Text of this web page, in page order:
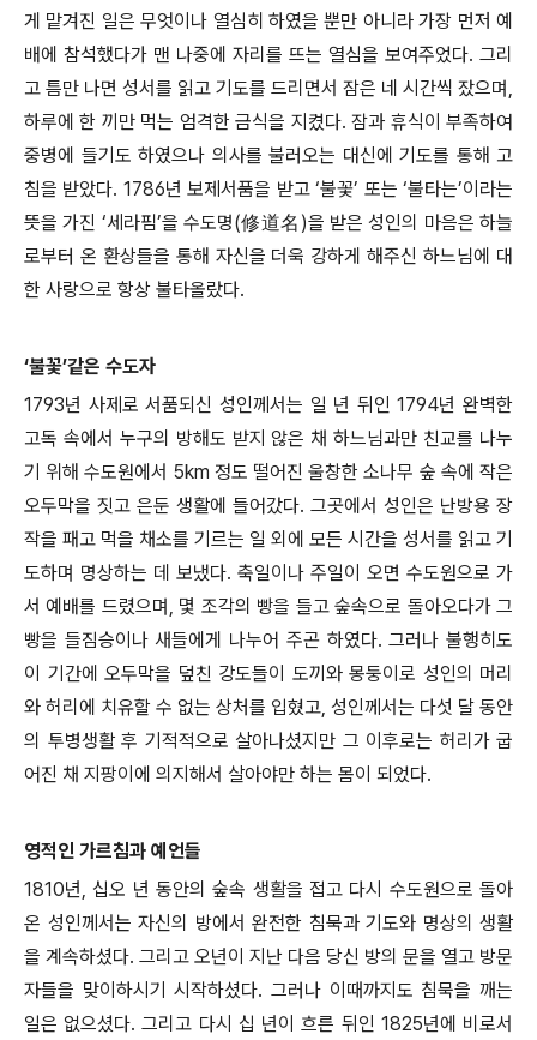
게 맡겨진 일은 무엇이나 열심히 하였을 뿐만 아니라 가장 먼저 예
배에 참석했다가 맨 나중에 자리를 뜨는 열심을 보여주었다. 그리
고 틈만 나면 성서를 읽고 기도를 드리면서 잠은 네 시간씩 잤으며,
하루에 한 끼만 먹는 엄격한 금식을 지켰다. 잠과 휴식이 부족하여
중병에 들기도 하였으나 의사를 불러오는 대신에 기도를 통해 고
침을 받았다. 1786년 보제서품을 받고 ‘불꽃’ 또는 ‘불타는’이라는
뜻을 가진 ‘세라핌’을 수도명(修道名)을 받은 성인의 마음은 하늘
로부터 온 환상들을 통해 자신을 더욱 강하게 해주신 하느님에 대
한 사랑으로 항상 불타올랐다.
‘불꽃’같은 수도자
1793년 사제로 서품되신 성인께서는 일 년 뒤인 1794년 완벽한
고독 속에서 누구의 방해도 받지 않은 채 하느님과만 친교를 나누
기 위해 수도원에서 5km 정도 떨어진 울창한 소나무 숲 속에 작은
오두막을 짓고 은둔 생활에 들어갔다. 그곳에서 성인은 난방용 장
작을 패고 먹을 채소를 기르는 일 외에 모든 시간을 성서를 읽고 기
도하며 명상하는 데 보냈다. 축일이나 주일이 오면 수도원으로 가
서 예배를 드렸으며, 몇 조각의 빵을 들고 숲속으로 돌아오다가 그
빵을 들짐승이나 새들에게 나누어 주곤 하였다. 그러나 불행히도
이 기간에 오두막을 덮친 강도들이 도끼와 몽둥이로 성인의 머리
와 허리에 치유할 수 없는 상처를 입혔고, 성인께서는 다섯 달 동안
의 투병생활 후 기적적으로 살아나셨지만 그 이후로는 허리가 굽
어진 채 지팡이에 의지해서 살아야만 하는 몸이 되었다.
영적인 가르침과 예언들
1810년, 십오 년 동안의 숲속 생활을 접고 다시 수도원으로 돌아
온 성인께서는 자신의 방에서 완전한 침묵과 기도와 명상의 생활
을 계속하셨다. 그리고 오년이 지난 다음 당신 방의 문을 열고 방문
자들을 맞이하시기 시작하셨다. 그러나 이때까지도 침묵을 깨는
일은 없으셨다. 그리고 다시 십 년이 흐른 뒤인 1825년에 비로서